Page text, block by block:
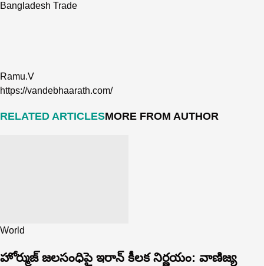
Bangladesh Trade
Ramu.V
https://vandebhaarath.com/
RELATED ARTICLESMORE FROM AUTHOR
World
హోర్ముజ్ జలసంధిపై ఇరాన్ కీలక నిర్ణయం: వాణిజ్య